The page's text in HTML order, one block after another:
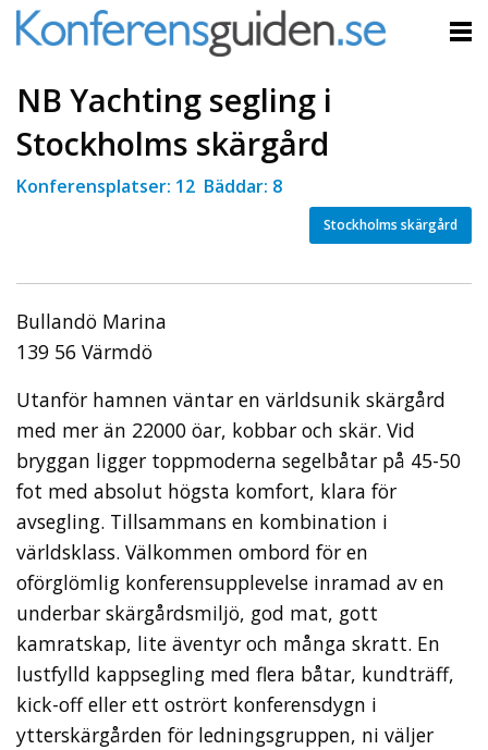
NB Yachting segling i
Stockholms skärgård
Konferensplatser: 12 Bäddar: 8
Stockholms skärgård
Bullandö Marina
139 56 Värmdö
Utanför hamnen väntar en världsunik skärgård
med mer än 22000 öar, kobbar och skär. Vid
bryggan ligger toppmoderna segelbåtar på 45-50
fot med absolut högsta komfort, klara för
avsegling. Tillsammans en kombination i
världsklass. Välkommen ombord för en
oförglömlig konferensupplevelse inramad av en
underbar skärgårdsmiljö, god mat, gott
kamratskap, lite äventyr och många skratt. En
lustfylld kappsegling med flera båtar, kundträff,
kick-off eller ett ostrört konferensdygn i
ytterskärgården för ledningsgruppen, ni väljer